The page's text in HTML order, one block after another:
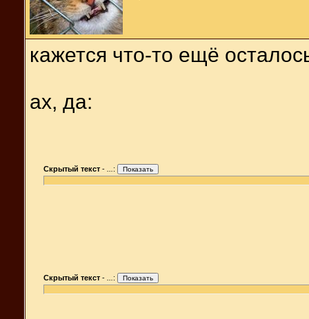
кажется что-то ещё
ах, да:
Скрытый текст - :
Скрытый текст - :